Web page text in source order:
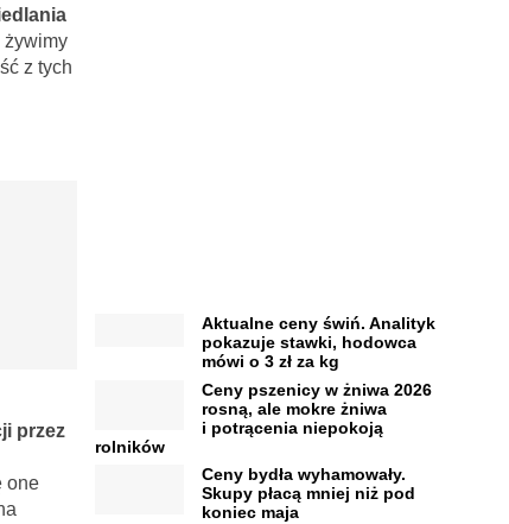
żywimy
z tych
przez
one
Aktualne ceny świń. Analityk
pokazuje stawki, hodowca
mówi o 3 zł za kg
Ceny pszenicy w żniwa 2026
rosną, ale mokre żniwa
i potrącenia niepokoją
rolników
Ceny bydła wyhamowały.
Skupy płacą mniej niż pod
koniec maja